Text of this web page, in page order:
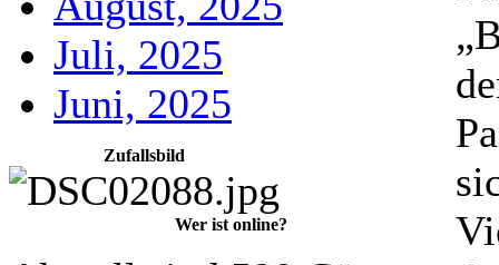
Juli, 2025
Juni, 2025
Zufallsbild
Wer ist online?